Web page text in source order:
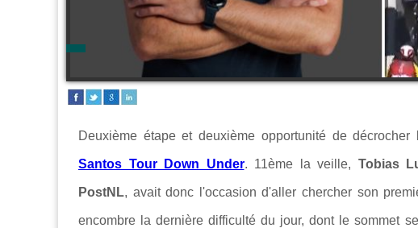
Deuxième étape et deuxième opportunité de
Santos Tour Down Under. 11ème la veille, Tobias
PostNL, avait donc l'occasion d'aller chercher son
encombre la dernière difficulté du jour, dont le sommet